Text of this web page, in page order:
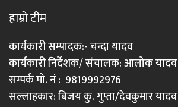
हाम्रो टीम
कार्यकारी सम्पादक:- चन्दा यादव
कार्यकारी निर्देशक/ संचालक: आलोक यादव
सम्पर्क मो. नं : 9819992976
सल्लाहकार: बिजय कु. गुप्ता/देवकुमार यादव